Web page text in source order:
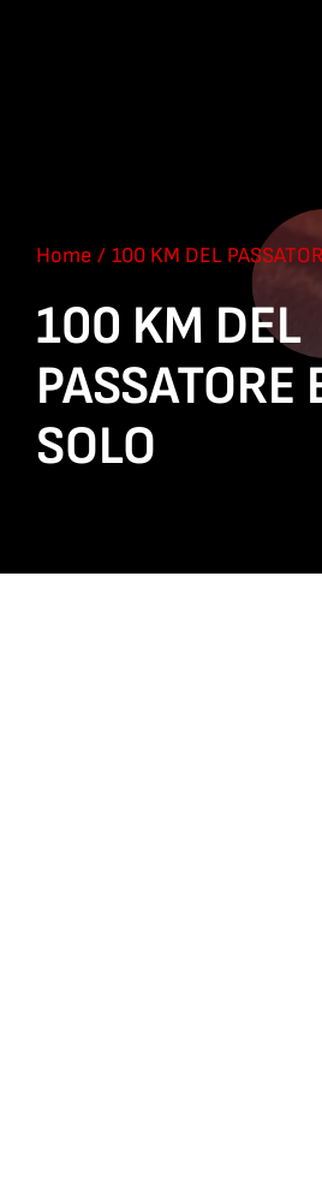
Home 100 KM DEL
100 KM DEL
PASSATORE
SOLO